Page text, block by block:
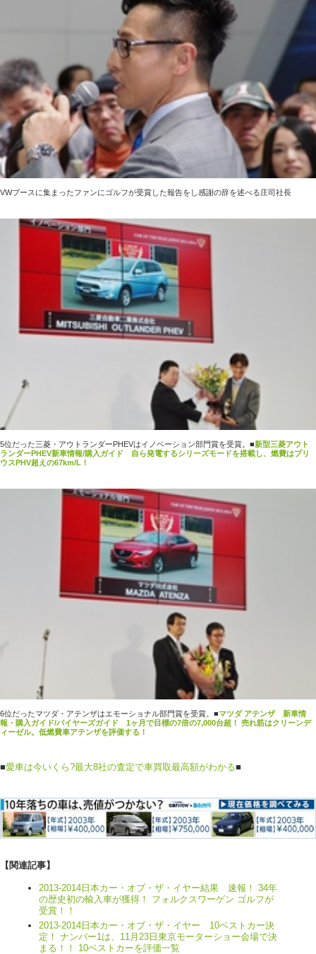
VWブースに集まったファンにゴルフが受賞した報告をし感謝の辞を述べる庄司社長
5位だった三菱・アウトランダーPHEVはイノベーション部門賞を受賞。 ■新型三菱アウト
ランダーPHEV新車情報/購入ガイド 自ら発電するシリーズモードを搭載し、燃費はプリ
ウスPHV超えの67km/L！
6位だったマツダ・アテンザはエモーショナル部門賞を受賞。 ■マツダ アテンザ 新車情
報・購入ガイド/バイヤーズガイド 1ヶ月で目標の7倍の7,000台超！ 売れ筋はクリーンデ
ィーゼル。低燃費車アテンザを評価する！
■愛車は今いくら?最大8社の査定で車買取最高額がわかる■
【関連記事】
2013-2014日本カー・オブ・ザ・イヤー結果 速報！ 34年
の歴史初の輸入車が獲得！ フォルクスワーゲン ゴルフが
受賞！！
2013-2014日本カー・オブ・ザ・イヤー 10ベストカー決
定！ ナンバー1は、11月23日東京モーターショー会場で決
まる！！ 10ベストカーを評価一覧